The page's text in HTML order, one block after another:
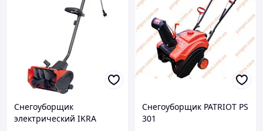
Снегоуборщик
электрический IKRA
Снегоуборщик PATRIOT PS
301